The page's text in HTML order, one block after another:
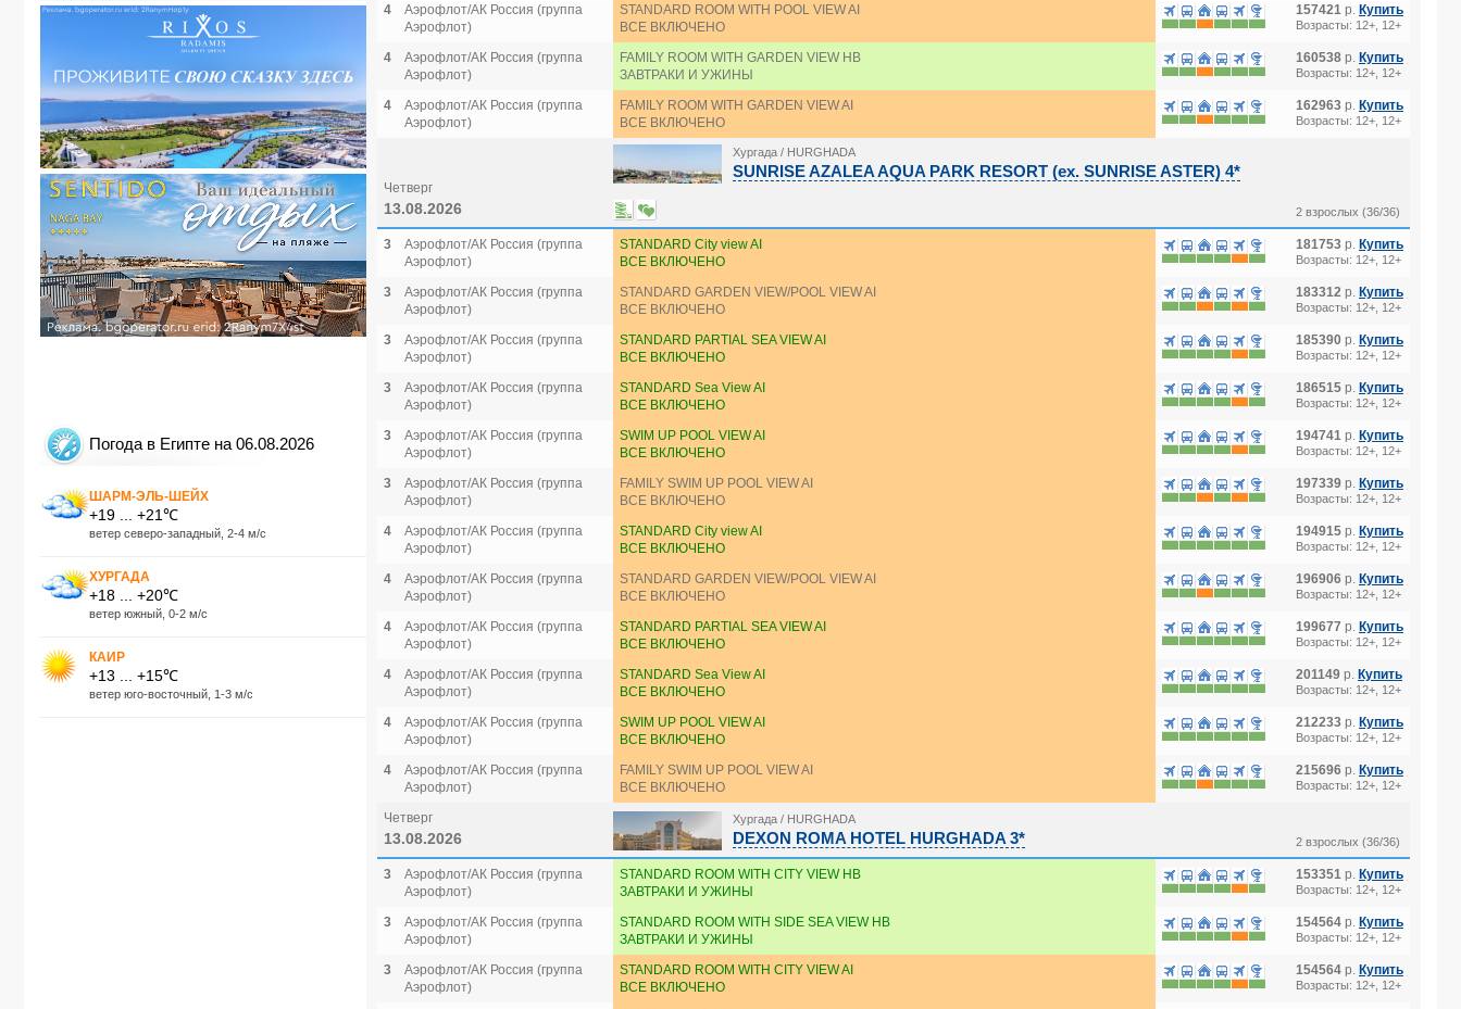
Погода в Египте на 06.08.2026
ШАРМ-ЭЛЬ-ШЕЙХ
+19 ... +21℃
ветер северо-западный, 2-4 м/с
ХУРГАДА
+18 ... +20℃
ветер южный, 0-2 м/с
КАИР
+13 ... +15℃
ветер юго-восточный, 1-3 м/с
4
Аэрофлот/АК Россия (группа
Аэрофлот)
STANDARD ROOM WITH POOL VIEW AI
ВСЕ ВКЛЮЧЕНО
157421 р. Купить
Возрасты: 12+, 12+
4
Аэрофлот/АК Россия (группа
Аэрофлот)
FAMILY ROOM WITH GARDEN VIEW HB
ЗАВТРАКИ И УЖИНЫ
160538 р. Купить
Возрасты: 12+, 12+
4
Аэрофлот/АК Россия (группа
Аэрофлот)
FAMILY ROOM WITH GARDEN VIEW AI
ВСЕ ВКЛЮЧЕНО
162963 р. Купить
Возрасты: 12+, 12+
Четверг
13.08.2026
Хургада / HURGHADA
SUNRISE AZALEA AQUA PARK RESORT (ex. SUNRISE ASTER) 4*
2 взрослых (36/36)
3
Аэрофлот/АК Россия (группа
Аэрофлот)
STANDARD City view AI
ВСЕ ВКЛЮЧЕНО
181753 р. Купить
Возрасты: 12+, 12+
3
Аэрофлот/АК Россия (группа
Аэрофлот)
STANDARD GARDEN VIEW/POOL VIEW AI
ВСЕ ВКЛЮЧЕНО
183312 р. Купить
Возрасты: 12+, 12+
3
Аэрофлот/АК Россия (группа
Аэрофлот)
STANDARD PARTIAL SEA VIEW AI
ВСЕ ВКЛЮЧЕНО
185390 р. Купить
Возрасты: 12+, 12+
3
Аэрофлот/АК Россия (группа
Аэрофлот)
STANDARD Sea View AI
ВСЕ ВКЛЮЧЕНО
186515 р. Купить
Возрасты: 12+, 12+
3
Аэрофлот/АК Россия (группа
Аэрофлот)
SWIM UP POOL VIEW AI
ВСЕ ВКЛЮЧЕНО
194741 р. Купить
Возрасты: 12+, 12+
3
Аэрофлот/АК Россия (группа
Аэрофлот)
FAMILY SWIM UP POOL VIEW AI
ВСЕ ВКЛЮЧЕНО
197339 р. Купить
Возрасты: 12+, 12+
4
Аэрофлот/АК Россия (группа
Аэрофлот)
STANDARD City view AI
ВСЕ ВКЛЮЧЕНО
194915 р. Купить
Возрасты: 12+, 12+
4
Аэрофлот/АК Россия (группа
Аэрофлот)
STANDARD GARDEN VIEW/POOL VIEW AI
ВСЕ ВКЛЮЧЕНО
196906 р. Купить
Возрасты: 12+, 12+
4
Аэрофлот/АК Россия (группа
Аэрофлот)
STANDARD PARTIAL SEA VIEW AI
ВСЕ ВКЛЮЧЕНО
199677 р. Купить
Возрасты: 12+, 12+
4
Аэрофлот/АК Россия (группа
Аэрофлот)
STANDARD Sea View AI
ВСЕ ВКЛЮЧЕНО
201149 р. Купить
Возрасты: 12+, 12+
4
Аэрофлот/АК Россия (группа
Аэрофлот)
SWIM UP POOL VIEW AI
ВСЕ ВКЛЮЧЕНО
212233 р. Купить
Возрасты: 12+, 12+
4
Аэрофлот/АК Россия (группа
Аэрофлот)
FAMILY SWIM UP POOL VIEW AI
ВСЕ ВКЛЮЧЕНО
215696 р. Купить
Возрасты: 12+, 12+
Четверг
13.08.2026
Хургада / HURGHADA
DEXON ROMA HOTEL HURGHADA 3* 2 взрослых (36/36)
3
Аэрофлот/АК Россия (группа
Аэрофлот)
STANDARD ROOM WITH CITY VIEW HB
ЗАВТРАКИ И УЖИНЫ
153351 р. Купить
Возрасты: 12+, 12+
3
Аэрофлот/АК Россия (группа
Аэрофлот)
STANDARD ROOM WITH SIDE SEA VIEW HB
ЗАВТРАКИ И УЖИНЫ
154564 р. Купить
Возрасты: 12+, 12+
3
Аэрофлот/АК Россия (группа
Аэрофлот)
STANDARD ROOM WITH CITY VIEW AI
ВСЕ ВКЛЮЧЕНО
154564 р. Купить
Возрасты: 12+, 12+